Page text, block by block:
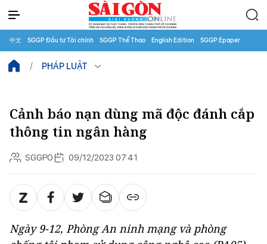
中文 SGGP Đầu tư Tài chính SGGP Thể Thao English Edition SGGP Epaper
PHÁP LUẬT
Cảnh báo nạn dùng mã độc đánh cắp
thông tin ngân hàng
SGGPO 09/12/2023 07:41
Ngày 9-12, Phòng An ninh mạng và phòng